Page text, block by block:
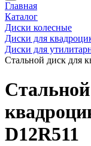
Главная
Каталог
Диски колесные
Диски для
Диски для
Стальной диск для
D12R511